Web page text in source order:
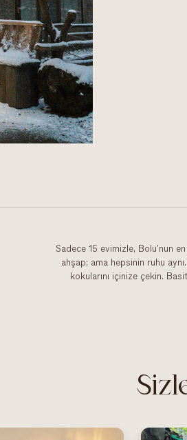
Sadece 15 evimizle, Bolu'nun en
ahşap; ama hepsinin ruhu
kokularını içinize çekin.